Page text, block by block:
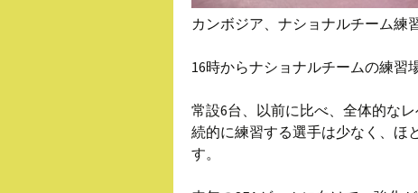
カンボジア、ナショナルチーム練
16時からナショナルチームの練習
常設6台、以前に比べ、全体的な
続的に練習する選手は少なく、ほ
す。